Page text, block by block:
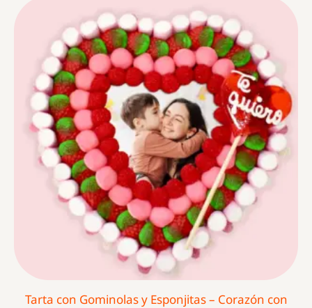
Tarta con Gominolas y Esponjitas – Corazón con